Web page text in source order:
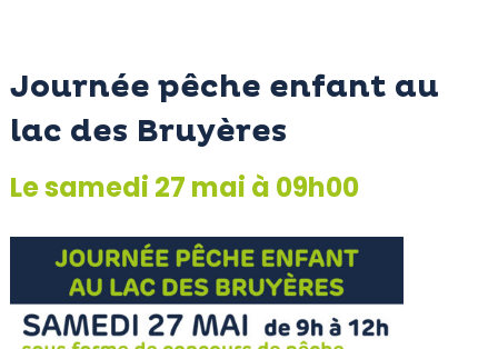
Journée pêche enfant au
lac des Bruyères
Le samedi 27 mai à 09h00